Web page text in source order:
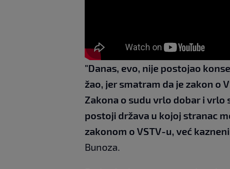
"Danas, evo, nije postojao
žao, jer smatram da je zakon o
Zakona o sudu vrlo dobar i vrlo
postoji država u kojoj stranac
zakonom o VSTV-u, već
Bunoza.